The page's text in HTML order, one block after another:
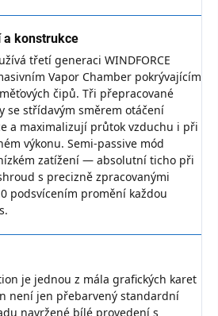
a konstrukce
třetí generaci WINDFORCE
Vapor Chamber pokrývajícím
čipů. Tři přepracované
se střídavým směrem otáčení
a maximalizují průtok vzduchu i při
výkonu. Semi-passive mód
zatížení — absolutní ticho při
s precizně zpracovanými
podsvícením promění každou
je jednou z mála grafických karet
není jen přebarvený standardní
navržené bílé provedení s